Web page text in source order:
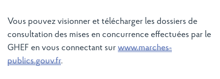
Vous pouvez visionner et télécharger les dossiers de
consultation des mises en concurrence effectuées par le
GHEF en vous connectant sur www.marches-
publics.gouv.fr.